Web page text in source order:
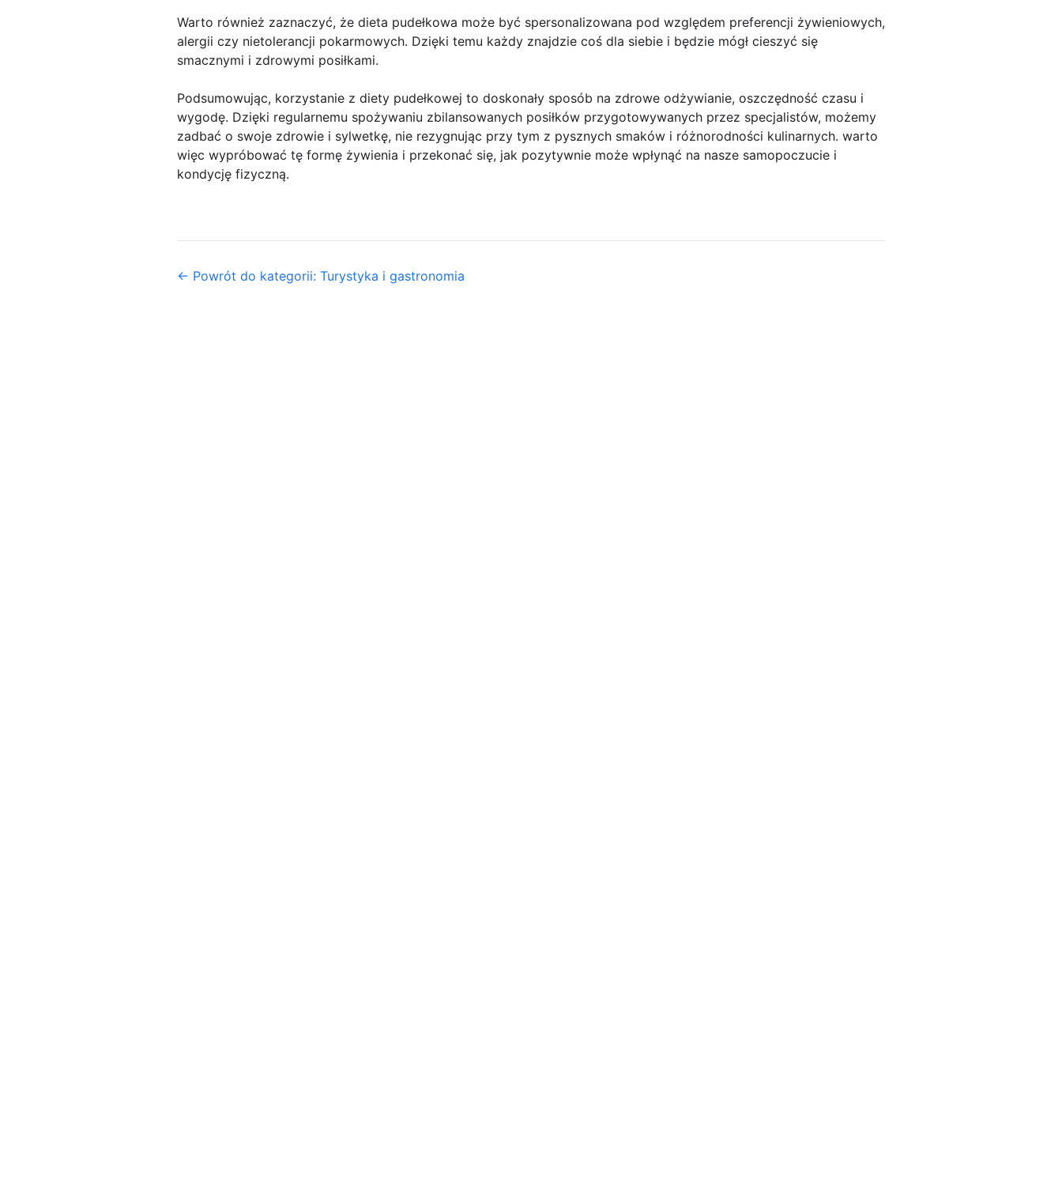
Warto również zaznaczyć, że dieta pudełkowa może być spersonalizowana pod względem preferencji żywieniowych,
alergii czy nietolerancji pokarmowych. Dzięki temu każdy znajdzie coś dla siebie i będzie mógł cieszyć się
smacznymi i zdrowymi posiłkami.
Podsumowując, korzystanie z diety pudełkowej to doskonały sposób na zdrowe odżywianie, oszczędność czasu i
wygodę. Dzięki regularnemu spożywaniu zbilansowanych posiłków przygotowywanych przez specjalistów, możemy
zadbać o swoje zdrowie i sylwetkę, nie rezygnując przy tym z pysznych smaków i różnorodności kulinarnych. warto
więc wypróbować tę formę żywienia i przekonać się, jak pozytywnie może wpłynąć na nasze samopoczucie i
kondycję fizyczną.
← Powrót do kategorii: Turystyka i gastronomia